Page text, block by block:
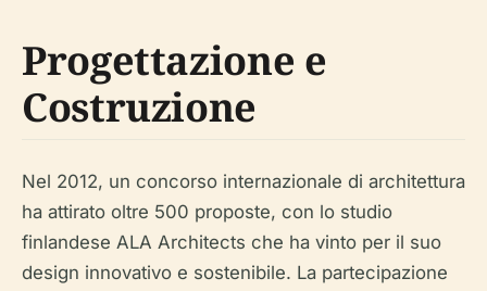
Progettazione e
Costruzione
Nel 2012, un concorso internazionale di architettura
ha attirato oltre 500 proposte, con lo studio
finlandese ALA Architects che ha vinto per il suo
design innovativo e sostenibile. La partecipazione